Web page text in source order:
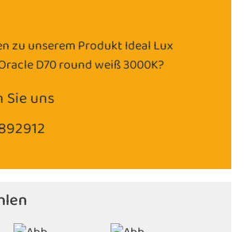
zu unserem Produkt Ideal Lux
D70 round weiß 3000K?
Sie uns